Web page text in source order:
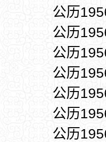
公历
公历
公历
公历
公历
公历
公历